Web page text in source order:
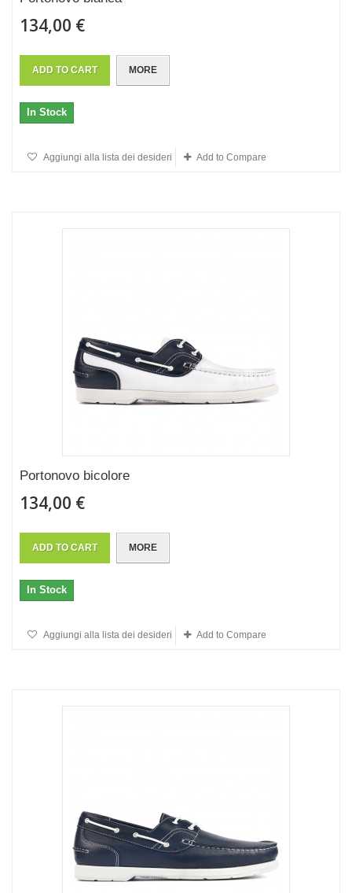
134,00 €
ADD TO CART MORE
In Stock
Aggiungi alla lista dei desideri Add to Compare
Portonovo bicolore
134,00 €
ADD TO CART MORE
In Stock
Aggiungi alla lista dei desideri Add to Compare